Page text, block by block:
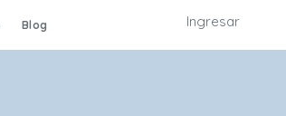
Blog Ingresar